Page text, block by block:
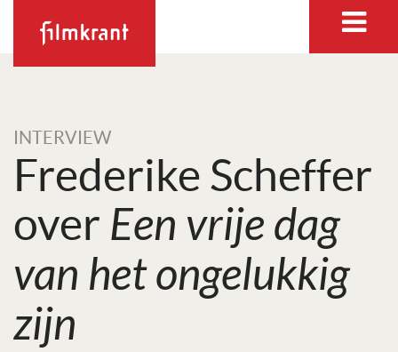
INTERVIEW
Frederike Scheffer
over Een vrije dag
van het ongelukkig
zijn